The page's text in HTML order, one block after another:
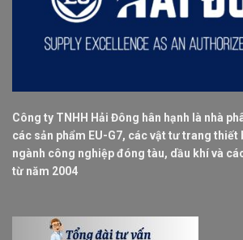
Công ty TNHH Hải Đông hân hạnh là nhà
các sản phẩm EU-G7, các vật tư trang thiết
ngành công nghiệp đóng tàu, dầu khí và
từ năm 2004